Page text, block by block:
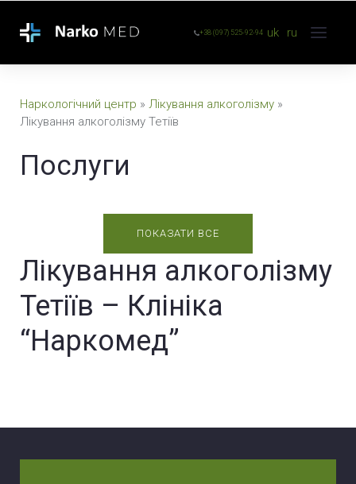
+38 (097) 525-92-94 uk ru
Наркологічний центр » Лікування алкоголізму »
Лікування алкоголізму Тетіїв
Послуги
ПОКАЗАТИ ВСЕ
Лікування алкоголізму
Тетіїв – Клініка
“Наркомед”